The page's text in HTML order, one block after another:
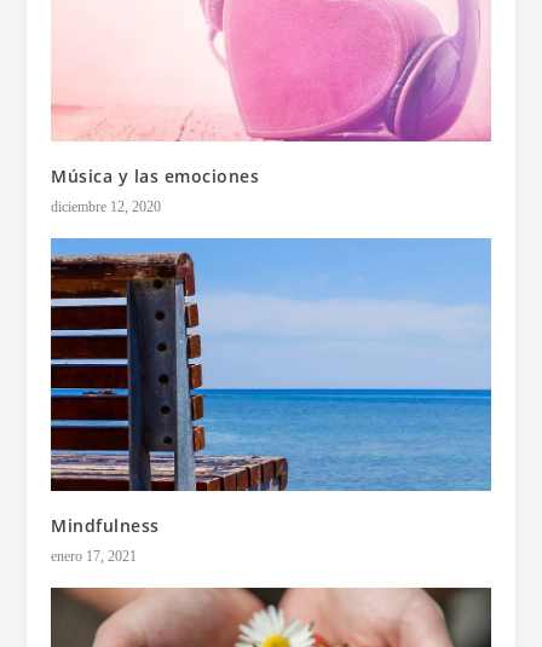
Música y las emociones
diciembre 12, 2020
Mindfulness
enero 17, 2021